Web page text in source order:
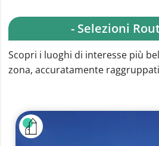
- Selezioni
Scopri i luoghi di interesse più
zona, accuratamente